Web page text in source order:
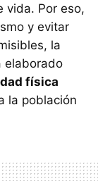
vida. Por eso,
y evitar
la
elaborado
física
la población